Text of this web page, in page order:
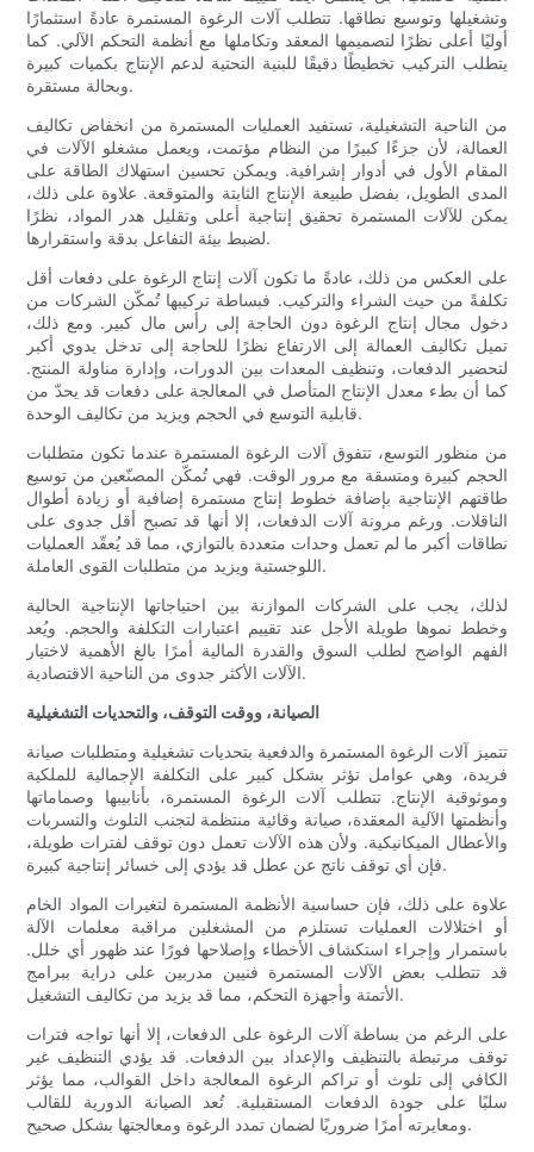
وتشغيلها وتوسيع نطاقها. تتطلب آلات الرغوة المستمرة عادةً استثمارًا
أوليًا أعلى نظرًا لتصميمها المعقد وتكاملها مع أنظمة التحكم الآلي. كما
يتطلب التركيب تخطيطًا دقيقًا للبنية التحتية لدعم الإنتاج بكميات كبيرة
وبحالة مستقرة.
من الناحية التشغيلية، تستفيد العمليات المستمرة من انخفاض تكاليف
العمالة، لأن جزءًا كبيرًا من النظام مؤتمت، ويعمل مشغلو الآلات في
المقام الأول في أدوار إشرافية. ويمكن تحسين استهلاك الطاقة على
المدى الطويل، بفضل طبيعة الإنتاج الثابتة والمتوقعة. علاوة على ذلك،
يمكن للآلات المستمرة تحقيق إنتاجية أعلى وتقليل هدر المواد، نظرًا
لضبط بيئة التفاعل بدقة واستقرارها.
على العكس من ذلك، عادةً ما تكون آلات إنتاج الرغوة على دفعات أقل
تكلفةً من حيث الشراء والتركيب. فبساطة تركيبها تُمكّن الشركات من
دخول مجال إنتاج الرغوة دون الحاجة إلى رأس مال كبير. ومع ذلك،
تميل تكاليف العمالة إلى الارتفاع نظرًا للحاجة إلى تدخل يدوي أكبر
لتحضير الدفعات، وتنظيف المعدات بين الدورات، وإدارة مناولة المنتج.
كما أن بطء معدل الإنتاج المتأصل في المعالجة على دفعات قد يحدّ من
قابلية التوسع في الحجم ويزيد من تكاليف الوحدة.
من منظور التوسع، تتفوق آلات الرغوة المستمرة عندما تكون متطلبات
الحجم كبيرة ومتسقة مع مرور الوقت. فهي تُمكّن المصنّعين من توسيع
طاقتهم الإنتاجية بإضافة خطوط إنتاج مستمرة إضافية أو زيادة أطوال
الناقلات. ورغم مرونة آلات الدفعات، إلا أنها قد تصبح أقل جدوى على
نطاقات أكبر ما لم تعمل وحدات متعددة بالتوازي، مما قد يُعقّد العمليات
اللوجستية ويزيد من متطلبات القوى العاملة.
لذلك، يجب على الشركات الموازنة بين احتياجاتها الإنتاجية الحالية
وخطط نموها طويلة الأجل عند تقييم اعتبارات التكلفة والحجم. ويُعد
الفهم الواضح لطلب السوق والقدرة المالية أمرًا بالغ الأهمية لاختيار
الآلات الأكثر جدوى من الناحية الاقتصادية.
الصيانة، ووقت التوقف، والتحديات التشغيلية
تتميز آلات الرغوة المستمرة والدفعية بتحديات تشغيلية ومتطلبات صيانة
فريدة، وهي عوامل تؤثر بشكل كبير على التكلفة الإجمالية للملكية
وموثوقية الإنتاج. تتطلب آلات الرغوة المستمرة، بأنابيبها وصماماتها
وأنظمتها الآلية المعقدة، صيانة وقائية منتظمة لتجنب التلوث والتسربات
والأعطال الميكانيكية. ولأن هذه الآلات تعمل دون توقف لفترات طويلة،
فإن أي توقف ناتج عن عطل قد يؤدي إلى خسائر إنتاجية كبيرة.
علاوة على ذلك، فإن حساسية الأنظمة المستمرة لتغيرات المواد الخام
أو اختلالات العمليات تستلزم من المشغلين مراقبة معلمات الآلة
باستمرار وإجراء استكشاف الأخطاء وإصلاحها فورًا عند ظهور أي خلل.
قد تتطلب بعض الآلات المستمرة فنيين مدربين على دراية ببرامج
الأتمتة وأجهزة التحكم، مما قد يزيد من تكاليف التشغيل.
على الرغم من بساطة آلات الرغوة على الدفعات، إلا أنها تواجه فترات
توقف مرتبطة بالتنظيف والإعداد بين الدفعات. قد يؤدي التنظيف غير
الكافي إلى تلوث أو تراكم الرغوة المعالجة داخل القوالب، مما يؤثر
سلبًا على جودة الدفعات المستقبلية. تُعد الصيانة الدورية للقالب
ومعايرته أمرًا ضروريًا لضمان تمدد الرغوة ومعالجتها بشكل صحيح.